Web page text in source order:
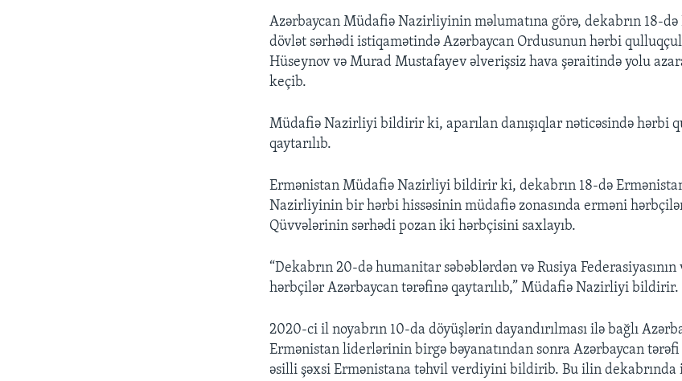
Azərbaycan Müdafiə Nazirliyinin məlumatına görə, dekabrın 18-də
dövlət sərhədi istiqamətində Azərbaycan Ordusunun hərbi
Hüseynov və Murad Mustafayev əlverişsiz hava şəraitində yolu
keçib.
Müdafiə Nazirliyi bildirir ki, aparılan danışıqlar nəticəsində hərbi
qaytarılıb.
Ermənistan Müdafiə Nazirliyi bildirir ki, dekabrın 18-də
Nazirliyinin bir hərbi hissəsinin müdafiə zonasında erməni
Qüvvələrinin sərhədi pozan iki hərbçisini saxlayıb.
“Dekabrın 20-də humanitar səbəblərdən və Rusiya
hərbçilər Azərbaycan tərəfinə qaytarılıb,” Müdafiə Nazirliyi bildirir.
2020-ci il noyabrın 10-da döyüşlərin dayandırılması ilə bağlı
Ermənistan liderlərinin birgə bəyanatından sonra Azərbaycan
əsilli şəxsi Ermənistana təhvil verdiyini bildirib. Bu ilin dekabrında